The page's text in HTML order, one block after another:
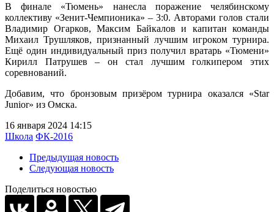
В финале «Тюмень» нанесла поражение челябинскому
коллективу «Зенит-Чемпионика» – 3:0. Авторами голов стали
Владимир Огарков, Максим Байкалов и капитан команды
Михаил Трушляков, признанный лучшим игроком турнира.
Ещё один индивидуальный приз получил вратарь «Тюмени»
Кирилл Патрушев – он стал лучшим голкипером этих
соревнований.
Добавим, что бронзовым призёром турнира оказался «Star
Junior» из Омска.
16 января 2024 14:15
Школа ФК-2016
Предыдущая новость
Следующая новость
Поделиться новостью